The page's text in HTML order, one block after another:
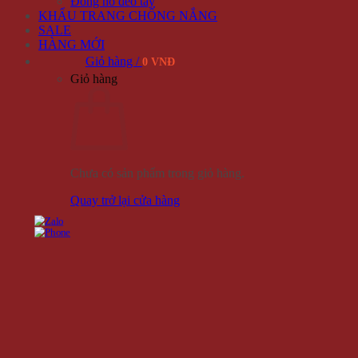
KHẨU TRANG CHỐNG NẮNG
SALE
HÀNG MỚI
Giỏ hàng / 0 VNĐ
Giỏ hàng
Chưa có sản phẩm trong giỏ hàng.
Quay trở lại cửa hàng